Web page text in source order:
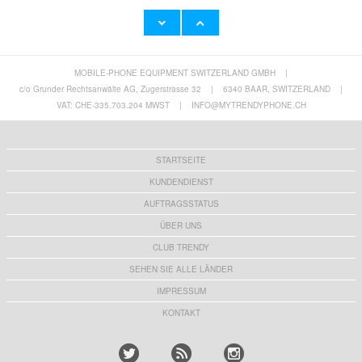
iPhone 17 Tech-Protect Magmat Hülle -
MagSafe-kompatibel - Matt Schwarz
iPhone 17 Tech-Protect MagFlex Hülle -
MagSafe-kompatibel - Klar / Gold
8,60 CHF
MOBILE-PHONE EQUIPMENT SWITZERLAND GMBH
|
c/o Grunder Rechtsanwälte AG, Zugerstrasse 32
| 6340 BAAR, SWITZERLAND
|
VAT: CHE-335.703.204 MWST
| INFO@MYTRENDYPHONE.CH
STARTSEITE
KUNDENDIENST
AUFTRAGSSTATUS
ÜBER UNS
CLUB TRENDY
SEHEN SIE ALLE LÄNDER
IMPRESSUM
KONTAKT